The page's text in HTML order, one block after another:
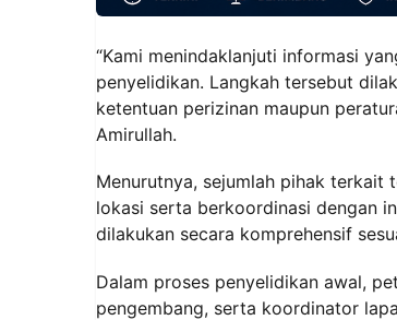
“Kami menindaklanjuti informasi
penyelidikan. Langkah tersebut
ketentuan perizinan maupun
Amirullah.
Menurutnya, sejumlah pihak terkait
lokasi serta berkoordinasi dengan
dilakukan secara komprehensif
Dalam proses penyelidikan awal,
pengembang, serta koordinator